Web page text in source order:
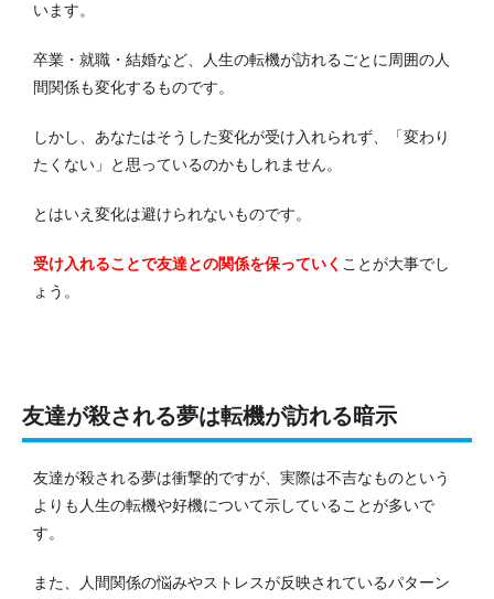
います。
卒業・就職・結婚など、人生の転機が訪れるごとに周囲の人
間関係も変化するものです。
しかし、あなたはそうした変化が受け入れられず、「変わり
たくない」と思っているのかもしれません。
とはいえ変化は避けられないものです。
受け入れることで友達との関係を保っていく ことが大事でし
ょう。
友達が殺される夢は転機が訪れる暗示
友達が殺される夢は衝撃的ですが、実際は不吉なものという
よりも人生の転機や好機について示していることが多いで
す。
また、人間関係の悩みやストレスが反映されているパターン